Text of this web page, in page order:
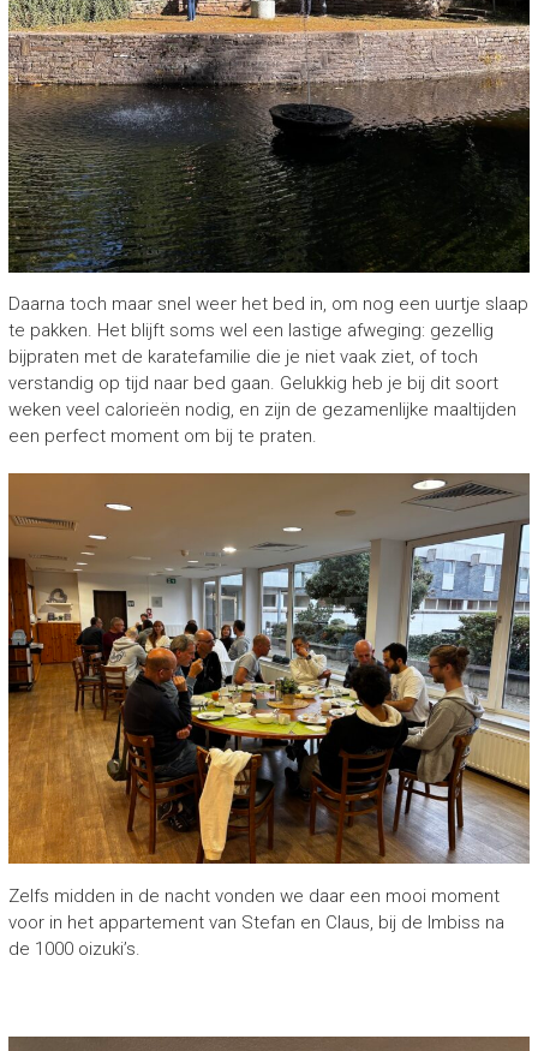
Daarna toch maar snel weer het bed in, om nog een uurtje slaap
te pakken. Het blijft soms wel een lastige afweging: gezellig
bijpraten met de karatefamilie die je niet vaak ziet, of toch
verstandig op tijd naar bed gaan. Gelukkig heb je bij dit soort
weken veel calorieën nodig, en zijn de gezamenlijke maaltijden
een perfect moment om bij te praten.
Zelfs midden in de nacht vonden we daar een mooi moment
voor in het appartement van Stefan en Claus, bij de Imbiss na
de 1000 oizuki’s.